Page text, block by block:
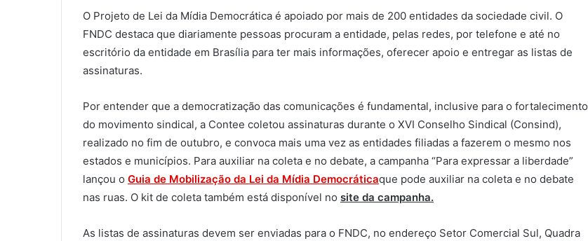
O Projeto de Lei da Mídia Democrática é apoiado por mais de 200 entidades da sociedade civil. O
FNDC destaca que diariamente pessoas procuram a entidade, pelas redes, por telefone e até no
escritório da entidade em Brasília para ter mais informações, oferecer apoio e entregar as listas de
assinaturas.
Por entender que a democratização das comunicações é fundamental, inclusive para o fortalecimento
do movimento sindical, a Contee coletou assinaturas durante o XVI Conselho Sindical (Consind),
realizado no fim de outubro, e convoca mais uma vez as entidades filiadas a fazerem o mesmo nos
estados e municípios. Para auxiliar na coleta e no debate, a campanha “Para expressar a liberdade”
lançou o Guia de Mobilização da Lei da Mídia Democráticaque pode auxiliar na coleta e no debate
nas ruas. O kit de coleta também está disponível no site da campanha.
As listas de assinaturas devem ser enviadas para o FNDC, no endereço Setor Comercial Sul, Quadra